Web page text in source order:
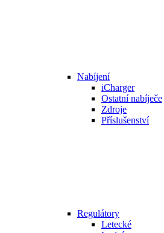
Nabíjení
iCharger
Ostatní nabíječe
Zdroje
Příslušenství
Regulátory
Letecké